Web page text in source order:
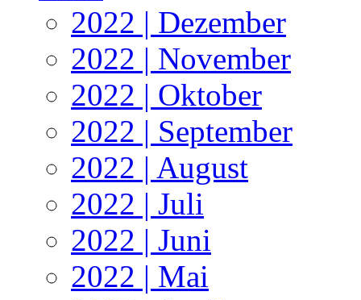
2022 | Dezember
2022 | November
2022 | Oktober
2022 | September
2022 | August
2022 | Juli
2022 | Juni
2022 | Mai